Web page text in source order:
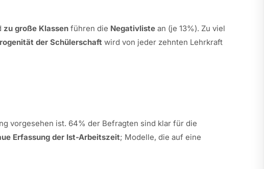
zu große Klassenführen die Negativliste an (je 13%). Zu viel
der Schülerschaft wird von jeder zehnten Lehrkraft
vorgesehen ist. 64% der Befragten sind klar für die
Erfassung der Ist-Arbeitszeit; Modelle, die auf eine